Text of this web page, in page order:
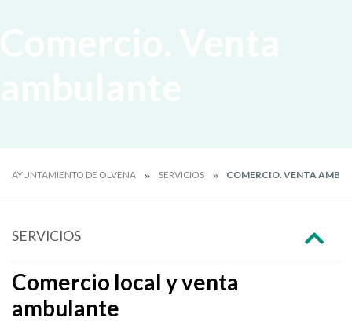
AYUNTAMIENTO DE OLVENA SERVICIOS COMERCIO. VENTA
SERVICIOS
Comercio local y venta
ambulante